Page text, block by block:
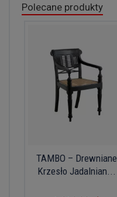
Polecane produkty
TAMBO – Drewniane
Krzesło Jadalnian...